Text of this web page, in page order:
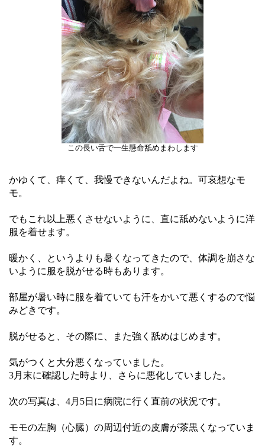
この長い舌で一生懸命舐めまわします
かゆくて、痒くて、我慢できないんだよね。可哀想なモ
モ。
でもこれ以上悪くさせないように、直に舐めないように洋
服を着せます。
暖かく、というよりも暑くなってきたので、体調を崩さな
いように服を脱がせる時もあります。
部屋が暑い時に服を着ていても汗をかいて悪くするので悩
みどきです。
脱がせると、その際に、また強く舐めはじめます。
気がつくと大分悪くなっていました。
3月末に確認した時より、さらに悪化していました。
次の写真は、4月5日に病院に行く直前の状況です。
モモの左胸（心臓）の周辺付近の皮膚が茶黒くなっていま
す。